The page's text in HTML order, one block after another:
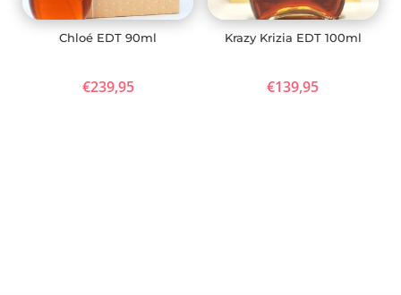
Chloé EDT 90ml
€239,95
Krazy Krizia EDT 100ml
€139,95